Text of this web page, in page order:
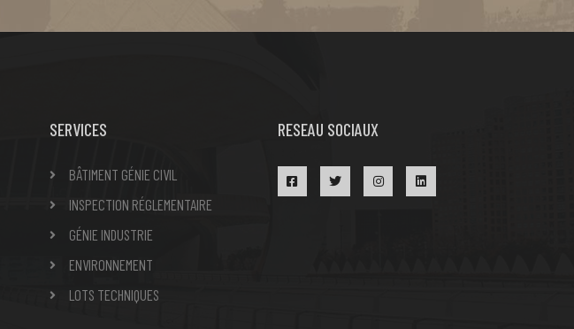
SERVICES
BÂTIMENT GÉNIE CIVIL
INSPECTION RÉGLEMENTAIRE
GÉNIE INDUSTRIE
ENVIRONNEMENT
LOTS TECHNIQUES
RESEAU SOCIAUX